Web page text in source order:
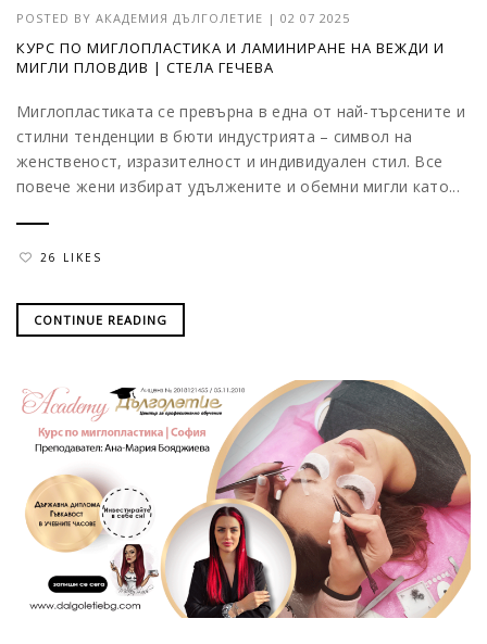
POSTED BY АКАДЕМИЯ ДЪЛГОЛЕТИЕ | 02 07 2025
КУРС ПО МИГЛОПЛАСТИКА И ЛАМИНИРАНЕ НА ВЕЖДИ И
МИГЛИ ПЛОВДИВ | СТЕЛА ГЕЧЕВА
Миглопластиката се превърна в една от най-търсените и
стилни тенденции в бюти индустрията – символ на
женственост, изразителност и индивидуален стил. Все
повече жени избират удължените и обемни мигли като...
26 LIKES
CONTINUE READING